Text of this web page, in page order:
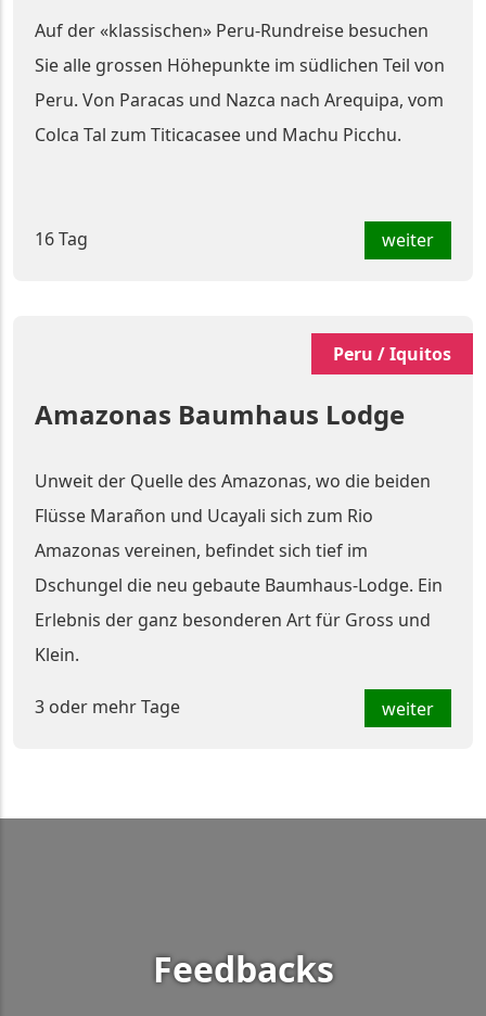
Auf der «klassischen» Peru-Rundreise besuchen
Sie alle grossen Höhepunkte im südlichen Teil von
Peru. Von Paracas und Nazca nach Arequipa, vom
Colca Tal zum Titicacasee und Machu Picchu.
16 Tag weiter
Peru / Iquitos
Amazonas Baumhaus Lodge
Unweit der Quelle des Amazonas, wo die beiden
Flüsse Marañon und Ucayali sich zum Rio
Amazonas vereinen, befindet sich tief im
Dschungel die neu gebaute Baumhaus-Lodge. Ein
Erlebnis der ganz besonderen Art für Gross und
Klein.
3 oder mehr Tage weiter
Feedbacks